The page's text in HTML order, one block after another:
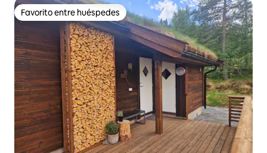
Favorito entre huéspedes
Favorito entre huéspedes